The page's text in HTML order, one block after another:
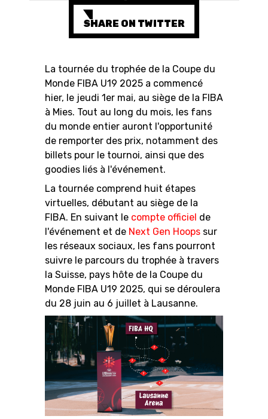
MOBILIÈRE BASKETBALL
NEWS CENTER
SWISS BASKETBALL
TV
SWISS BASKETBALL
RESOURCE CENTER CALENDRIER SHOP
MEDIAS STATS
INTÉGRITÉ
SHARE ON TWITTER
La tournée du trophée de la Coupe du
Monde FIBA U19 2025 a commencé
hier, le jeudi 1er mai, au siège de la FIBA
à Mies. Tout au long du mois, les fans
du monde entier auront l'opportunité
de remporter des prix, notamment des
billets pour le tournoi, ainsi que des
goodies liés à l'événement.
La tournée comprend huit étapes
virtuelles, débutant au siège de la
FIBA. En suivant le compte officiel de
l'événement et de Next Gen Hoopssur
les réseaux sociaux, les fans pourront
suivre le parcours du trophée à travers
la Suisse, pays hôte de la Coupe du
Monde FIBA U19 2025, qui se déroulera
du 28 juin au 6 juillet à Lausanne.